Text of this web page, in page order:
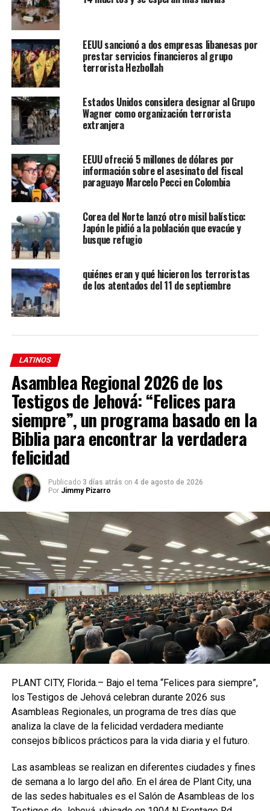
“Todavía creemos que hay amenazas específicas y
creíbles”, indicó el portavoz del Departamento de
Defensa estadounidense, John Kirby.A pesar de todo,
Estados Unidos cree que podrá sacar a gente “hasta
el último momento”.
Dentro del aeropuerto hay 5.400 personas, precisó el
Pentágono. En las últimas 24 horas, a pesar del ataque,
logró evacuar a 12.500 personas en un total de 89
internacional.
El Pentágono reveló también que solo hubo un
y que no dos explosiones separadas, como se creyó
inicialmente.
Londres además anunció que entre las víctimas mortales
había dos británicos.
En un canal de desagüe
Las explosiones sembraron el pánico y la
desolación.Decenas de personas, muertas o heridas,
yacieron durante horas tendidas en las aguas sucias
de un canal de desagüe que bordea el aeropuerto.
“Hay muchas mujeres y niños entre las víctimas.La
mayoría de la gente está conmocionada,
traumatizada”, dijo el viernes a la agenciaAFPun
responsable del gobierno depuesto a mediados de
agosto por los talibanes.
A los más de 70 afganos muertos se suman los 13
militares estadounidenses fallecidos y otros 18
heridos,la mayor pérdida del ejército estadounidense
en Afganistán desde 2011.
“Seguimos comprometidos”
conmovidoBiden prometió “perseguir” a los autores
del ataque y hacerles “pagar” sus
consecuencias.“Estados Unidos no se dejará intimidar”,
EEUU sancionó a dos empresas libanesas por
prestar servicios financieros al grupo
terrorista Hezbollah
Estados Unidos considera designar al Grupo
Wagner como organización terrorista
extranjera
EEUU ofreció 5 millones de dólares por
información sobre el asesinato del fiscal
paraguayo Marcelo Pecci en Colombia
Corea del Norte lanzó otro misil balístico:
Japón le pidió a la población que evacúe y
busque refugio
quiénes eran y qué hicieron los terroristas
de los atentados del 11 de septiembre
LATINOS
Asamblea Regional 2026 de los
Testigos de Jehová: “Felices para
siempre”, un programa basado en la
Biblia para encontrar la verdadera
felicidad
Publicado 3 días atrás on 4 de agosto de 2026
Por Jimmy Pizarro
PLANT CITY, Florida.– Bajo el tema “Felices para siempre”,
los Testigos de Jehová celebran durante 2026 sus
Asambleas Regionales, un programa de tres días que
analiza la clave de la felicidad verdadera mediante
consejos bíblicos prácticos para la vida diaria y el futuro.
Las asambleas se realizan en diferentes ciudades y fines
de semana a lo largo del año. En el área de Plant City, una
de las sedes habituales es el Salón de Asambleas de los